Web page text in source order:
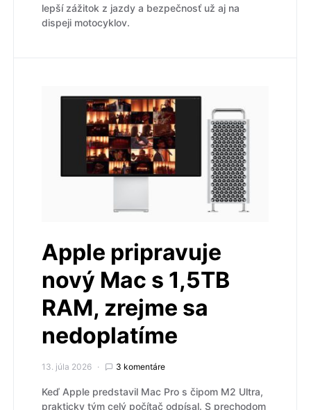
lepší zážitok z jazdy a bezpečnosť už aj na
dispeji motocyklov.
Apple pripravuje
nový Mac s 1,5TB
RAM, zrejme sa
nedoplatíme
13. júla 2026 3 komentáre
Keď Apple predstavil Mac Pro s čipom M2 Ultra,
prakticky tým celý počítač odpísal. S prechodom